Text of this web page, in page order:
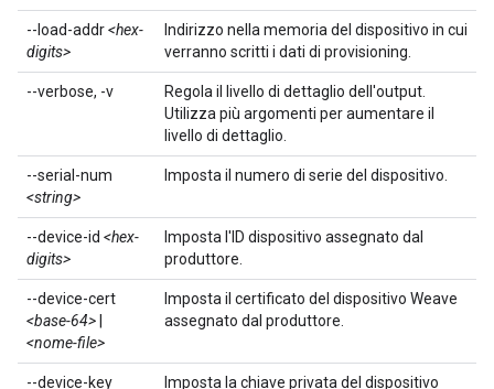
--load-addr<hex-
digits>
Indirizzo nella memoria del dispositivo in cui
verranno scritti i dati di provisioning.
--verbose, -v
Regola il livello di dettaglio dell'output.
Utilizza più argomenti per aumentare il
livello di dettaglio.
--serial-num
<string>
Imposta il numero di serie del dispositivo.
--device-id <hex-
digits>
Imposta l'ID dispositivo assegnato dal
produttore.
--device-cert
<base-64>
<nome-file>
Imposta il certificato del dispositivo Weave
assegnato dal produttore.
--device-key
Imposta la chiave privata del dispositivo